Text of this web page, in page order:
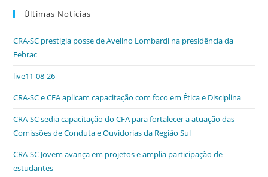
Últimas Notícias
CRA-SC prestigia posse de Avelino Lombardi na presidência da
Febrac
live11-08-26
CRA-SC e CFA aplicam capacitação com foco em Ética e Disciplina
CRA-SC sedia capacitação do CFA para fortalecer a atuação das
Comissões de Conduta e Ouvidorias da Região Sul
CRA-SC Jovem avança em projetos e amplia participação de
estudantes